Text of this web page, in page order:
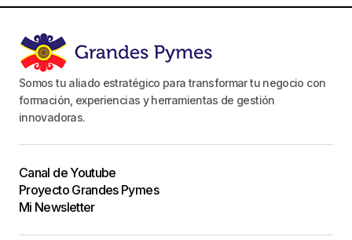
Somos tu aliado estratégico para transformar tu negocio con
formación, experiencias y herramientas de gestión
innovadoras.
Canal de Youtube
Proyecto Grandes Pymes
Mi Newsletter